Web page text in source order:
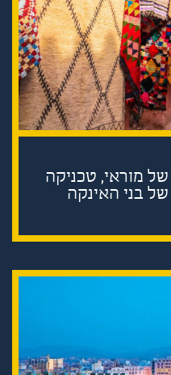
מוראי, טכניקה
בני האינקה